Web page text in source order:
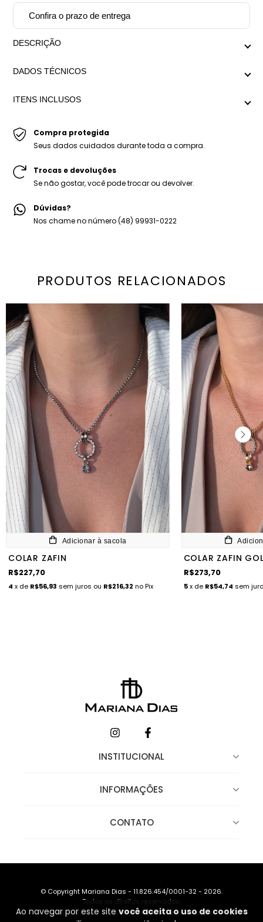
Ao navegar por este site você aceita o uso de cookies
Confira o prazo de entrega
DESCRIÇÃO
DADOS TÉCNICOS
regulagem 41cm x Maior regulagem 48cm
ITENS INCLUSOS
-Embalagem personalizada Mariana Dias Acessórios.
Compra protegida
Seus dados cuidados durante toda a compra.
Trocas e devoluções
Se não gostar, você pode trocar ou devolver.
Dúvidas?
Nos chame no número (48) 99931-0222
PRODUTOS RELACIONADOS
Adicionar à sacola
COLAR ZAFIN
R$227,70
4 x de R$56,93 sem juros ou R$216,32 no Pix
COLAR ZAFIN
R$273,70
5 x de R$54,74 sem
INSTITUCIONAL
INFORMAÇÕES
CONTATO
© Copyright Mariana Dias - 11.826.454/0001-32 - 2026.
Todos os direitos reservados.
Desenvolvido por TEC4U|Criado com Nuvemshop Next